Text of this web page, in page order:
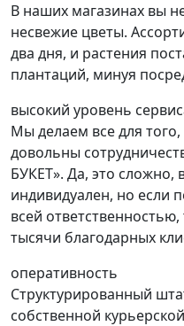
В наших магазинах вы
несвежие цветы.
два дня, и растения
плантаций, минуя
высокий уровень
Мы делаем все для
довольны
БУКЕТ». Да, это сложно,
индивидуален, но если
всей
тысячи благодарных
оперативность
Структурированный
собственной